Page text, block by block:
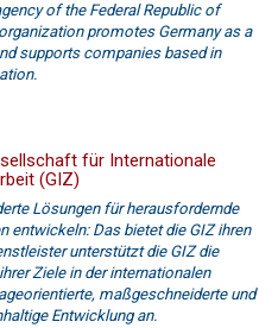
of the Federal Republic of
promotes Germany as a
supports companies based in
für Internationale
(GIZ)
Lösungen für herausfordernde
entwickeln: Das bietet die GIZ ihren
unterstützt die GIZ die
Ziele in der internationalen
maßgeschneiderte und
Entwicklung an.